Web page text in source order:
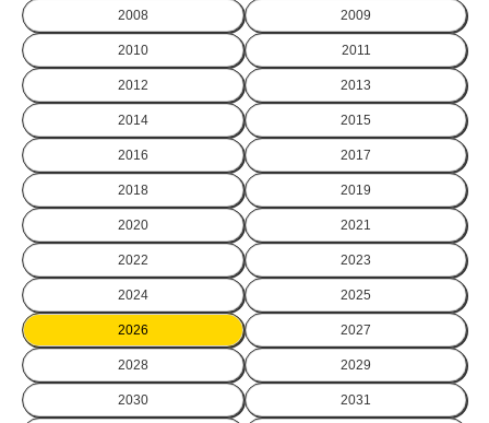
2008 2009
2010 2011
2012 2013
2014 2015
2016 2017
2018 2019
2020 2021
2022 2023
2024 2025
2026 2027
2028 2029
2030 2031